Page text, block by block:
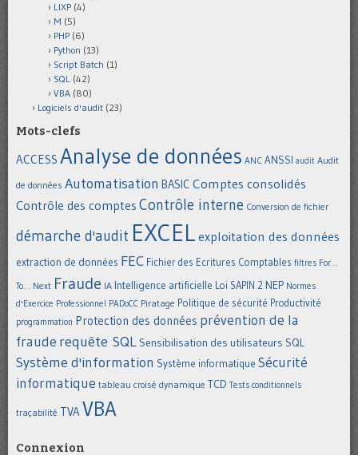
LIXP (4)
M (5)
PHP (6)
Python (13)
Script Batch (1)
SQL (42)
VBA (80)
Logiciels d'audit (23)
Mots-clefs
ACCESS Analyse de données ANC ANSSI audit Audit
de données Automatisation BASIC Comptes consolidés
Contrôle des comptes Contrôle interne Conversion de fichier
démarche d'audit EXCEL exploitation des données
extraction de données FEC Fichier des Ecritures Comptables filtres For...
To... Next Fraude IA Intelligence artificielle Loi SAPIN 2 NEP Normes
d'Exercice Professionnel PADoCC Piratage Politique de sécurité Productivité
programmation Protection des données prévention de la
fraude requête SQL Sensibilisation des utilisateurs SQL
Système d'information Système informatique Sécurité
informatique tableau croisé dynamique TCD Tests conditionnels
traçabilité TVAVBA
Connexion